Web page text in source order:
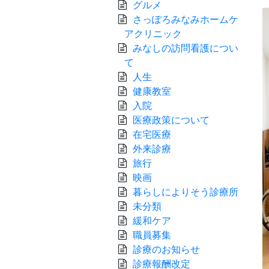
グルメ
さっぽろみなみホームケ
アクリニック
みなしの訪問看護につい
て
人生
健康教室
入院
医療政策について
在宅医療
外来診療
旅行
映画
暮らしによりそう診療所
未分類
緩和ケア
職員募集
診療のお知らせ
診療報酬改定